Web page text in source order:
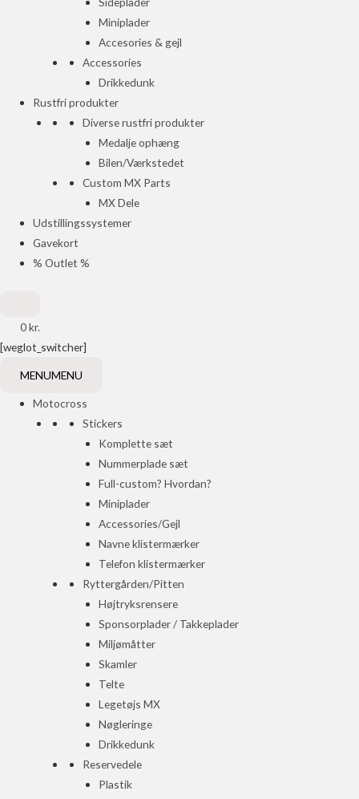
Miniplader
Accesories & gejl
Accessories
Drikkedunk
Rustfri produkter
Diverse rustfri produkter
Medalje ophæng
Bilen/Værkstedet
Custom MX Parts
MX Dele
Udstillingssystemer
Gavekort
% Outlet %
0kr.
[weglot_switcher]
MENUMENU
Motocross
Stickers
Komplette sæt
Nummerplade sæt
Full-custom? Hvordan?
Miniplader
Accessories/Gejl
Navne klistermærker
Telefon klistermærker
Ryttergården/Pitten
Højtryksrensere
Sponsorplader / Takkeplader
Miljømåtter
Skamler
Telte
Legetøjs MX
Nøgleringe
Drikkedunk
Reservedele
Plastik